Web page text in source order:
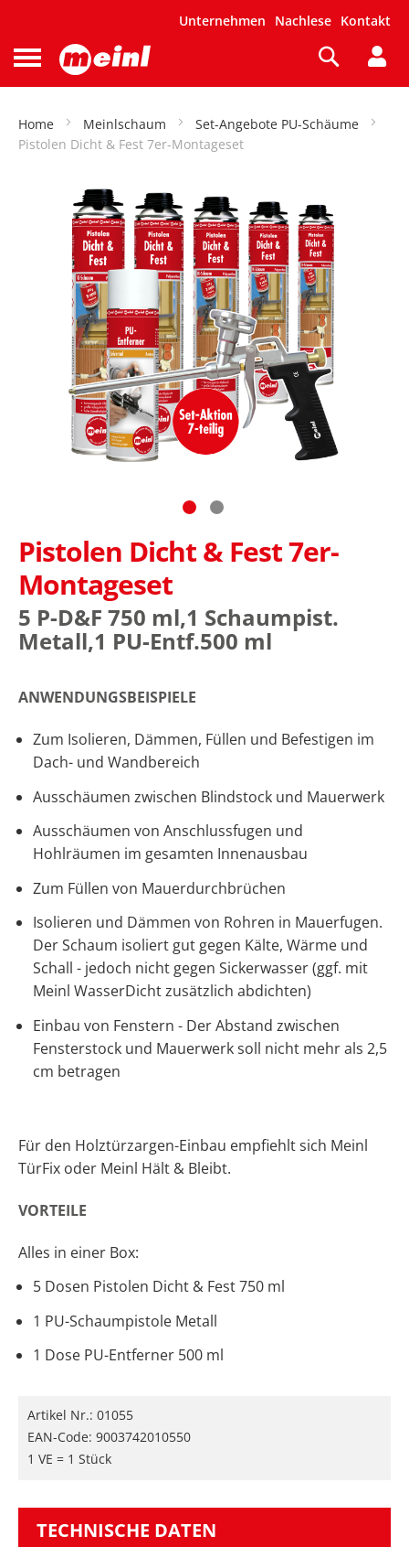
Unternehmen Nachlese Kontakt
Navigation
umschalten
Suche
Home Meinlschaum
Set-Angebote PU-Schäume
Pistolen Dicht & Fest 7er-Montageset
Pistolen Dicht & Fest 7er-
Montageset
5 P-D&F 750 ml,1 Schaumpist.
Metall,1 PU-Entf.500 ml
ANWENDUNGSBEISPIELE
Zum Isolieren, Dämmen, Füllen und Befestigen im
Dach- und Wandbereich
Ausschäumen zwischen Blindstock und Mauerwerk
Ausschäumen von Anschlussfugen und
Hohlräumen im gesamten Innenausbau
Zum Füllen von Mauerdurchbrüchen
Isolieren und Dämmen von Rohren in Mauerfugen.
Der Schaum isoliert gut gegen Kälte, Wärme und
Schall - jedoch nicht gegen Sickerwasser (ggf. mit
Meinl WasserDicht zusätzlich abdichten)
Einbau von Fenstern - Der Abstand zwischen
Fensterstock und Mauerwerk soll nicht mehr als 2,5
cm betragen
Für den Holztürzargen-Einbau empfiehlt sich Meinl
TürFix oder Meinl Hält & Bleibt.
VORTEILE
Alles in einer Box:
5 Dosen Pistolen Dicht & Fest 750 ml
1 PU-Schaumpistole Metall
1 Dose PU-Entferner 500 ml
Artikel Nr.: 01055
EAN-Code: 9003742010550
1 VE = 1 Stück
TECHNISCHE DATEN